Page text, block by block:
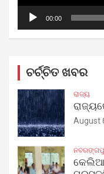
00:00
ଚର୍ଚ୍ଚିତ ଖବର
ରାଜ୍ୟ
August
କେଲିଆ